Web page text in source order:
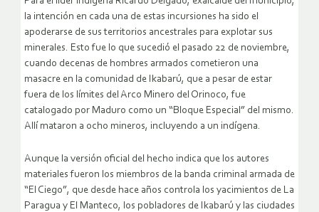
la intención en cada una de estas incursiones ha sido el
apoderarse de sus territorios ancestrales para explotar sus
minerales. Esto fue lo que sucedió el pasado 22 de noviembre,
cuando decenas de hombres armados cometieron una
masacre en la comunidad de Ikabarú, que a pesar de estar
fuera de los límites del Arco Minero del Orinoco, fue
catalogado por Maduro como un “Bloque Especial” del mismo.
Allí mataron a ocho mineros, incluyendo a un indígena.
Aunque la versión oficial del hecho indica que los autores
materiales fueron los miembros de la banda criminal armada de
“El Ciego”, que desde hace años controla los yacimientos de La
Paragua y El Manteco, los pobladores de Ikabarú y las ciudades